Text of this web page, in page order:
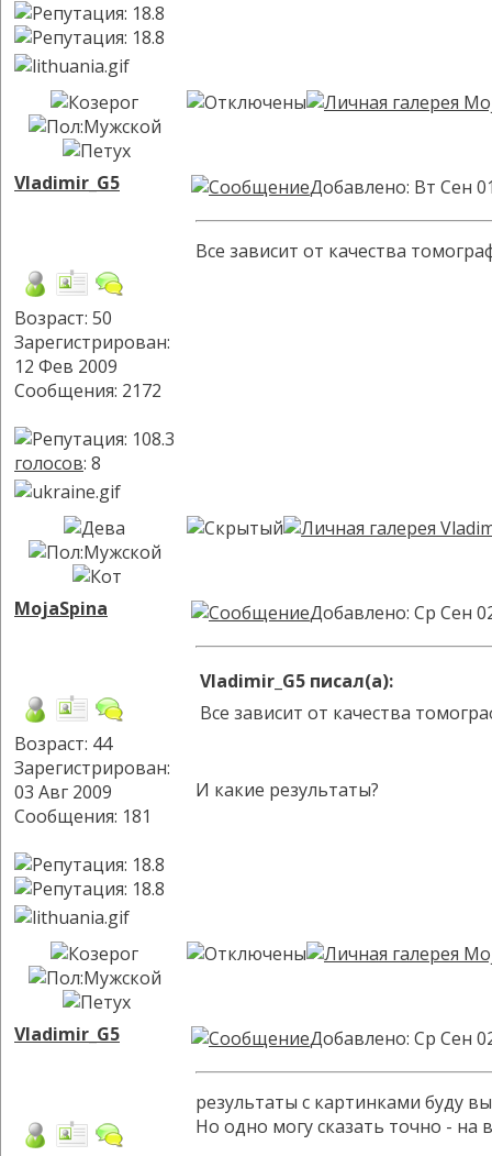
Vladimir_G5
Возраст: 50
Зарегистрирован:
12 Фев 2009
Сообщения: 2172
голосов: 8
Добавлено: Вт Сен
Все зависит от качества
MojaSpina
Возраст: 44
Зарегистрирован:
03 Авг 2009
Сообщения: 181
Добавлено: Ср Сен
Vladimir_G5 писал(а):
Все зависит от качества
И какие результаты?
Vladimir_G5 Добавлено: Ср Сен
результаты с картинками буду
Но одно могу сказать точно - на